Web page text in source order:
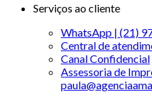
Serviços ao cliente
WhatsApp | (21)
Central de
Canal Confidencial
Assessoria de